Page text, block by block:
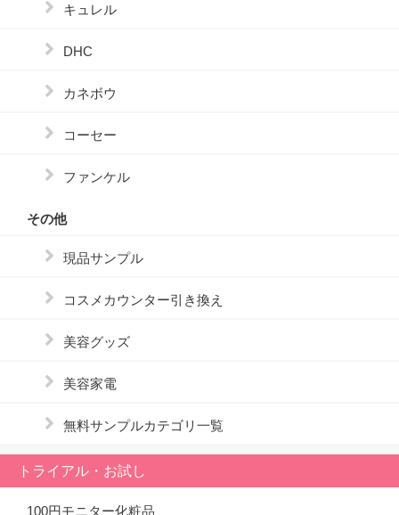
キュレル
DHC
カネボウ
コーセー
ファンケル
その他
現品サンプル
コスメカウンター引き換え
美容グッズ
美容家電
無料サンプルカテゴリ一覧
トライアル・お試し
100円モニター化粧品